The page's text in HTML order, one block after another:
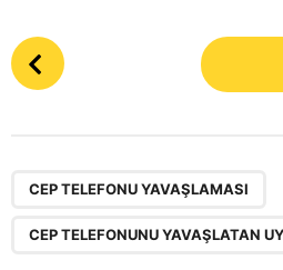
P
o
CEP TELEFONU YAVAŞLAMASI
CEP TELEFONUNU YAVAŞLATAN